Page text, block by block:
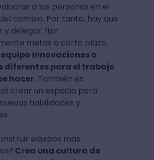
a las personas en el
cambio. Por tanto, hay que
y delegar, fijar
metas a corto plazo,
innovaciones o
diferentes para el trabajo
hacer.También es
crear un espacio para
habilidades y
equipos más
Crea una cultura de